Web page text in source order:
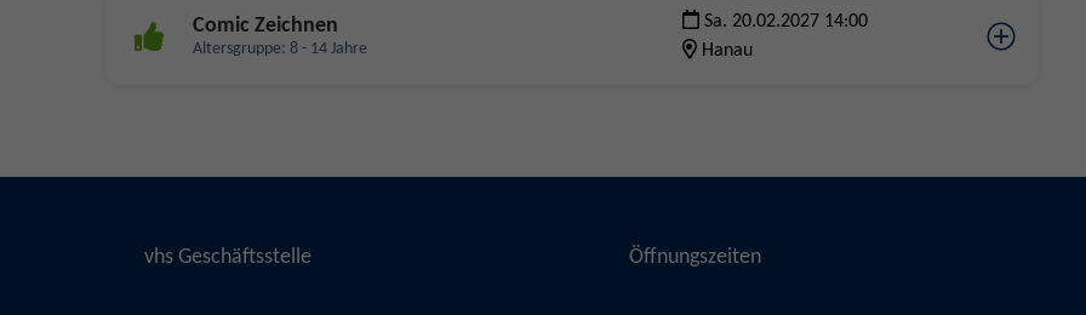
Comic Zeichnen
Altersgruppe: 8 - 14 Jahre
Sa. 20.02.2027 14:00
Hanau
vhs Geschäftsstelle Öffnungszeiten